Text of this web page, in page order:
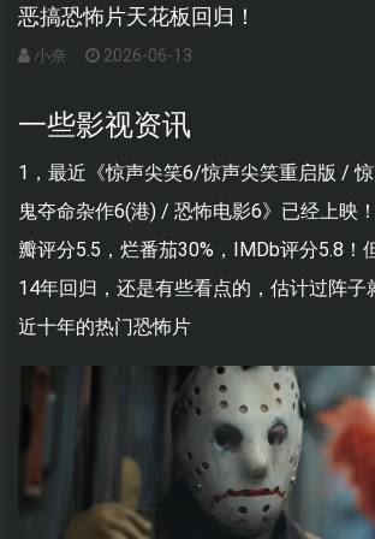
恶搞恐怖片天花板回归！
小奈 2026-06-13
一些影视资讯
1，最近《惊声尖笑6/惊声尖笑重启版 /
鬼夺命杂作6(港) / 恐怖电影6》已经上映
瓣评分5.5，烂番茄30%，IMDb评分5.8！
14年回归，还是有些看点的，估计过阵子
近十年的热门恐怖片